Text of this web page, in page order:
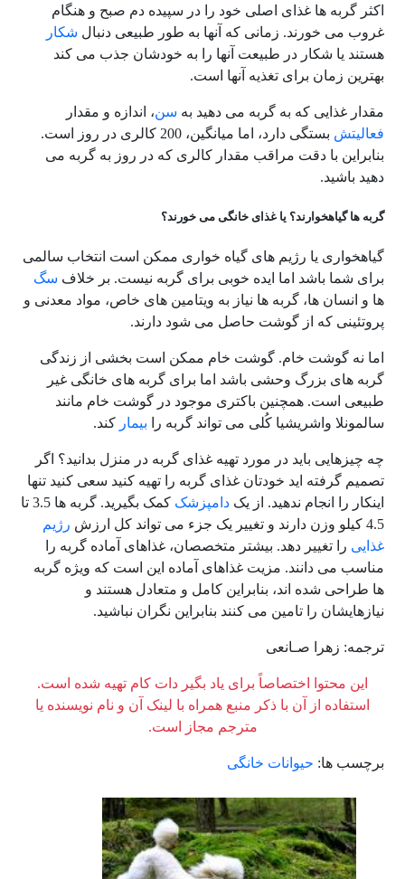
اکثر گربه ها غذای اصلی خود را در سپیده دم صبح و هنگام
غروب می خورند. زمانی که آنها به طور طبیعی دنبال شکار
هستند یا شکار در طبیعت آنها را به خودشان جذب می کند
بهترین زمان برای تغذیه آنها است.
مقدار غذایی که به گربه می دهید به سن، اندازه و مقدار
فعالیتش
بستگی دارد، اما میانگین، 200 کالری در روز است.
بنابراین با دقت مراقب مقدار کالری که در روز به گربه می
دهید باشید.
گربه ها گیاهخوارند؟ یا غذای خانگی می خورند؟
گیاهخواری یا رژیم های گیاه خواری ممکن است انتخاب سالمی
برای شما باشد اما ایده خوبی برای گربه نیست. بر خلاف سگ
ها و انسان ها، گربه ها نیاز به ویتامین های خاص، مواد معدنی و
پروتئینی که از گوشت حاصل می شود دارند.
اما نه گوشت خام. گوشت خام ممکن است بخشی از زندگی
گربه های بزرگ وحشی باشد اما برای گربه های خانگی غیر
طبیعی است. همچنین باکتری موجود در گوشت خام مانند
سالمونلا واشریشیا کُلی می تواند گربه را بیمار کند.
چه چیزهایی باید در مورد تهیه غذای گربه در منزل بدانید؟ اگر
تصمیم گرفته اید خودتان غذای گربه را تهیه کنید سعی کنید تنها
اینکار را انجام ندهید. از یک دامپزشک
کمک بگیرید. گربه ها 3.5 تا
4.5 کیلو وزن دارند و تغییر یک جزء می تواند کل ارزش
رژیم
غذایی را تغییر دهد. بیشتر متخصصان، غذاهای آماده گربه را
مناسب می دانند. مزیت غذاهای آماده این است که ویژه گربه
ها طراحی شده اند، بنابراین کامل و متعادل هستند و
نیازهایشان را تامین می کنند بنابراین نگران نباشید.
ترجمه: زهرا صـانعی
این محتوا اختصاصاً برای یاد بگیر دات کام تهیه شده است.
استفاده از آن با ذکر منبع همراه با لینک آن و نام نویسنده یا
مترجم مجاز است.
برچسب ها: حیوانات خانگی